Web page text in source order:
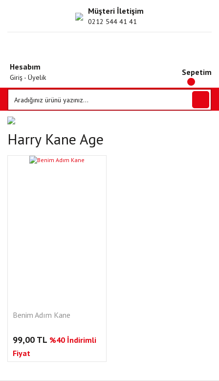
Müşteri İletişim
0212 544 41 41
Hesabım
Giriş - Üyelik
Sepetim
Harry Kane Age
Benim Adım Kane
99,00 TL %40 İndirimli
Fiyat